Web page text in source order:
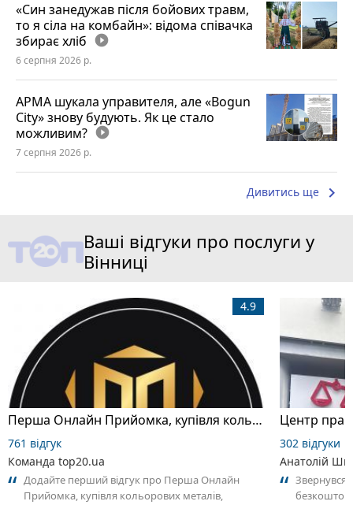
«Син занедужав після бойових травм,
то я сіла на комбайн»: відома співачка
збирає хліб play_circle_filled
6 серпня 2026 р.
АРМА шукала управителя, але «Bogun
City» знову будують. Як це стало
можливим? play_circle_filled
7 серпня 2026 р.
Дивитись ще keyboard_arrow_right
Ваші відгуки про послуги у
Вінниці
Перша Онлайн Прийомка, купівля кольорових металів, дорогоцінних та рідко земельних металів
4.9
761 відгук
Команда top20.ua
Додайте перший відгук про Перша Онлайн
Прийомка, купівля кольорових металів,
Центр
302 відгуки
Анатолій
Звернувся